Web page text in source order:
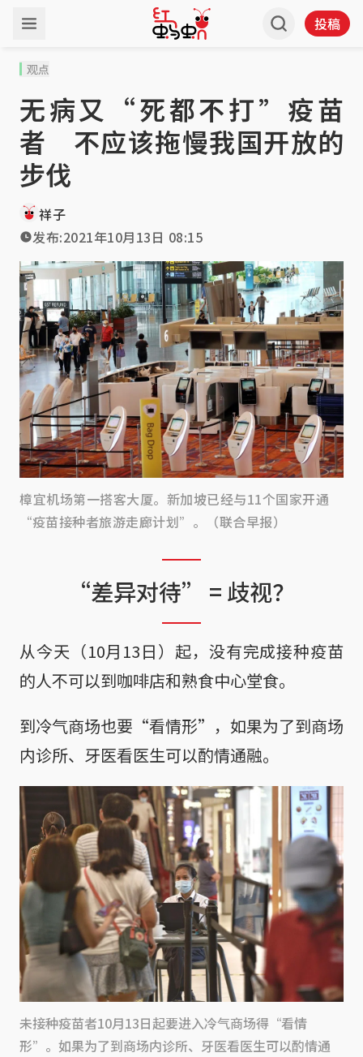
投稿
观点
无病又“死都不打”疫苗
者 不应该拖慢我国开放的
步伐
祥子
发布:2021年10月13日 08:15
樟宜机场第一搭客大厦。新加坡已经与11个国家开通
“疫苗接种者旅游走廊计划”。（联合早报）
“差异对待” = 歧视？
从今天（10月13日）起，没有完成接种疫苗
的人不可以到咖啡店和熟食中心堂食。
到冷气商场也要“看情形”，如果为了到商场
内诊所、牙医看医生可以酌情通融。
未接种疫苗者10月13日起要进入冷气商场得“看情
形”。如果为了到商场内诊所、牙医看医生可以酌情通